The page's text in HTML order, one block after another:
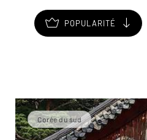
POPULARITÉ
Corée du sud